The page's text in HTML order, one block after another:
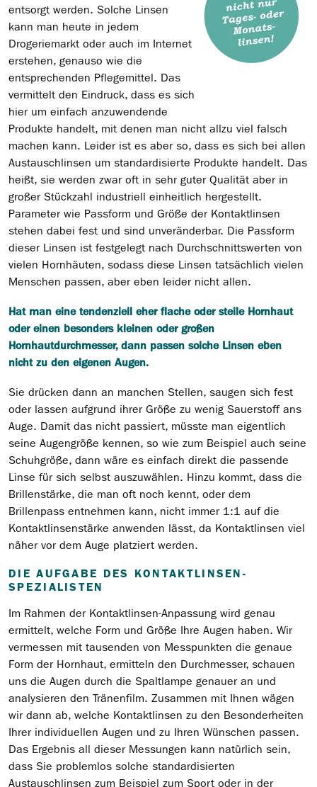
entsorgt werden. Solche Linsen
kann man heute in jedem
Drogeriemarkt oder auch im Internet
erstehen, genauso wie die
entsprechenden Pflegemittel. Das
vermittelt den Eindruck, dass es sich
hier um einfach anzuwendende
Produkte handelt, mit denen man nicht allzu viel falsch
machen kann. Leider ist es aber so, dass es sich bei allen
Austauschlinsen um standardisierte Produkte handelt. Das
heißt, sie werden zwar oft in sehr guter Qualität aber in
großer Stückzahl industriell einheitlich hergestellt.
Parameter wie Passform und Größe der Kontaktlinsen
stehen dabei fest und sind unveränderbar. Die Passform
dieser Linsen ist festgelegt nach Durchschnittswerten von
vielen Hornhäuten, sodass diese Linsen tatsächlich vielen
Menschen passen, aber eben leider nicht allen.
Hat man eine tendenziell eher flache oder steile Hornhaut
oder einen besonders kleinen oder großen
Hornhautdurchmesser, dann passen solche Linsen eben
nicht zu den eigenen Augen.
Sie drücken dann an manchen Stellen, saugen sich fest
oder lassen aufgrund ihrer Größe zu wenig Sauerstoff ans
Auge. Damit das nicht passiert, müsste man eigentlich
seine Augengröße kennen, so wie zum Beispiel auch seine
Schuhgröße, dann wäre es einfach direkt die passende
Linse für sich selbst auszuwählen. Hinzu kommt, dass die
Brillenstärke, die man oft noch kennt, oder dem
Brillenpass entnehmen kann, nicht immer 1:1 auf die
Kontaktlinsenstärke anwenden lässt, da Kontaktlinsen viel
näher vor dem Auge platziert werden.
DIE AUFGABE DES KONTAKTLINSEN-
SPEZIALISTEN
Im Rahmen der Kontaktlinsen-Anpassung wird genau
ermittelt, welche Form und Größe Ihre Augen haben. Wir
vermessen mit tausenden von Messpunkten die genaue
Form der Hornhaut, ermitteln den Durchmesser, schauen
uns die Augen durch die Spaltlampe genauer an und
analysieren den Tränenfilm. Zusammen mit Ihnen wägen
wir dann ab, welche Kontaktlinsen zu den Besonderheiten
Ihrer individuellen Augen und zu Ihren Wünschen passen.
Das Ergebnis all dieser Messungen kann natürlich sein,
dass Sie problemlos solche standardisierten
Austauschlinsen zum Beispiel zum Sport oder in der